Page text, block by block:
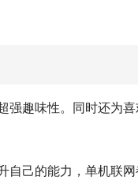
趣味性。同时还为
己的能力，单机联